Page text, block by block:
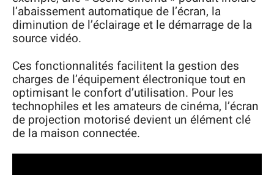
l’abaissement automatique de l’écran, la
diminution de l’éclairage et le démarrage de la
source vidéo.
Ces fonctionnalités facilitent la gestion des
charges de l’équipement électronique tout en
optimisant le confort d’utilisation. Pour les
technophiles et les amateurs de cinéma, l’écran
de projection motorisé devient un élément clé
de la maison connectée.